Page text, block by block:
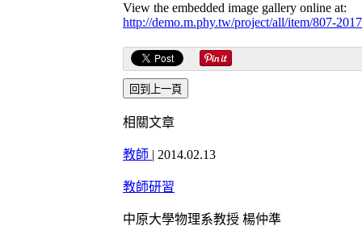
View the embedded image gallery online at:
http://demo.m.phy.tw/project/all/item/807-
相關文章
教師 | 2014.02.13
教師研習
中原大學物理系教授 楊仲準